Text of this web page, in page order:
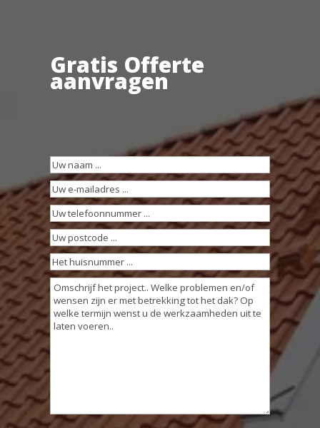
Gratis Offerte
aanvragen
Uw
naam(Vereist)
Uw
e-
mailadres(Vereist)
Uw
telefoonnummer(Vereist)
Uw
postcode(Vereist)
Het
huisnummer
...
(Vereist)
Omschrijving
werkzaamheden(Vereist)